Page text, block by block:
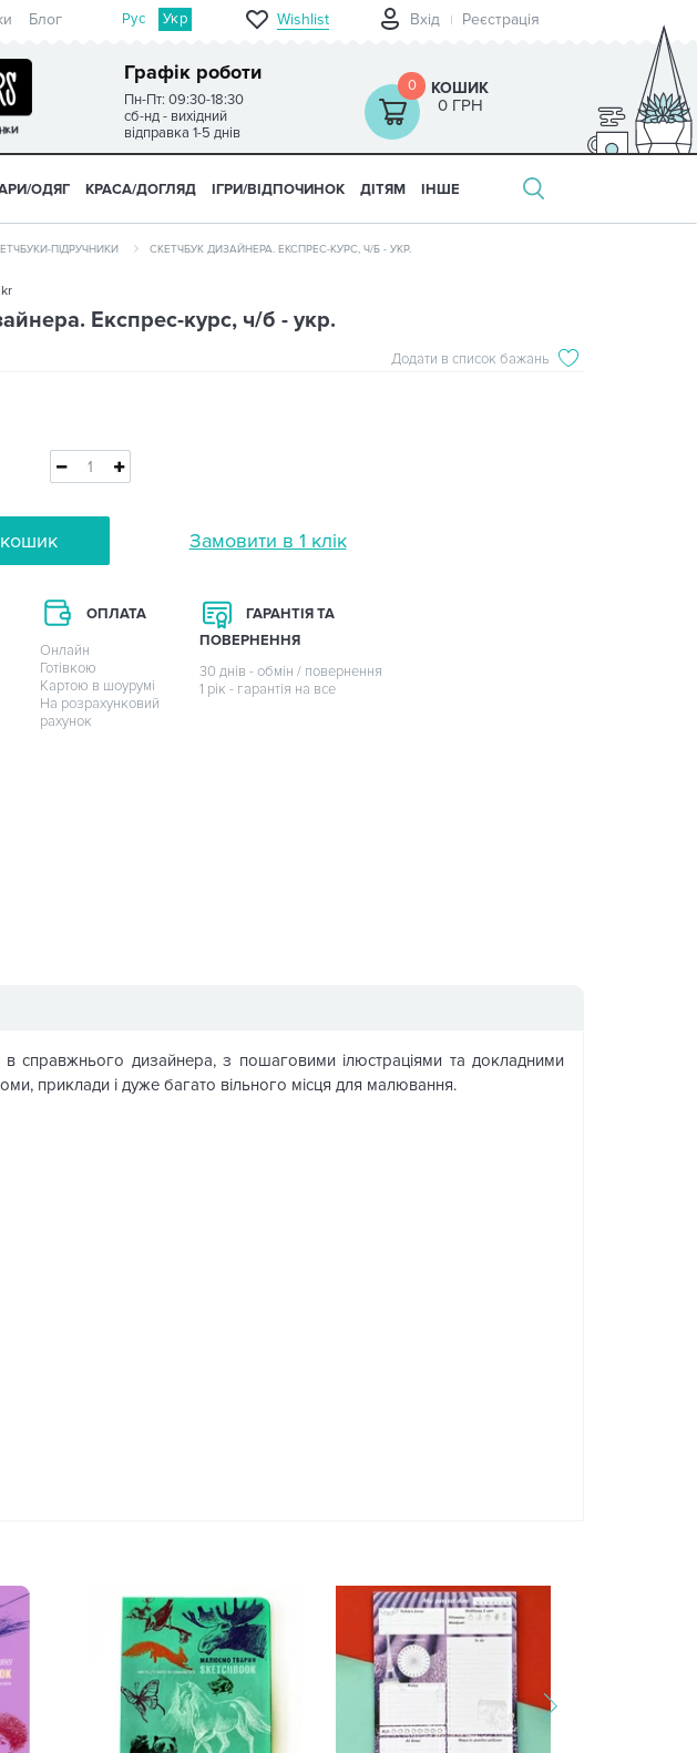
Блог Рус Укр Wishlist Вхід Реєстрація
Графік роботи
Пн-Пт: 09:30-18:30
сб-нд - вихідний
відправка 1-5 днів
0 КОШИК
0 ГРН
ОДЯГ КРАСА/ДОГЛЯД ІГРИ/ВІДПОЧИНОК ДІТЯМ ІНШЕ
ПІДРУЧНИКИ СКЕТЧБУК ДИЗАЙНЕРА. ЕКСПРЕС-КУРС, Ч/Б - УКР.
Експрес-курс, ч/б - укр.
Додати в список бажань
Замовити в 1 клік
ОПЛАТА
Онлайн
Готівкою
Картою в шоурумі
На розрахунковий
рахунок
ГАРАНТІЯ ТА
ПОВЕРНЕННЯ
30 днів - обмін / повернення
1 рік - гарантія на все
в справжнього дизайнера, з пошаговими ілюстраціями та докладними
приклади і дуже багато вільного місця для малювання.